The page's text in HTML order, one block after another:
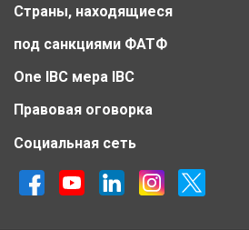
Страны, находящиеся
под санкциями ФАТФ
One IBC мера IBC
Правовая оговорка
Социальная сеть